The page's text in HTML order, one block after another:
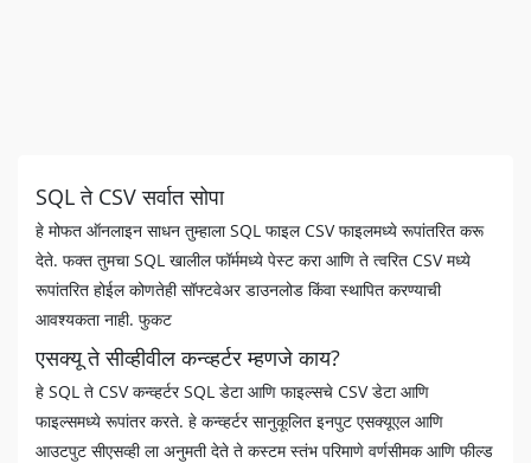
SQL ते CSV सर्वात सोपा
हे मोफत ऑनलाइन साधन तुम्हाला SQL फाइल CSV फाइलमध्ये रूपांतरित करू
देते. फक्त तुमचा SQL खालील फॉर्ममध्ये पेस्ट करा आणि ते त्वरित CSV मध्ये
रूपांतरित होईल कोणतेही सॉफ्टवेअर डाउनलोड किंवा स्थापित करण्याची
आवश्यकता नाही. फुकट
एसक्यू ते सीव्हीवील कन्व्हर्टर म्हणजे काय?
हे SQL ते CSV कन्व्हर्टर SQL डेटा आणि फाइल्सचे CSV डेटा आणि
फाइल्समध्ये रूपांतर करते. हे कन्व्हर्टर सानुकूलित इनपुट एसक्यूएल आणि
आउटपुट सीएसव्ही ला अनुमती देते ते कस्टम स्तंभ परिमाणे वर्णसीमक आणि फील्ड